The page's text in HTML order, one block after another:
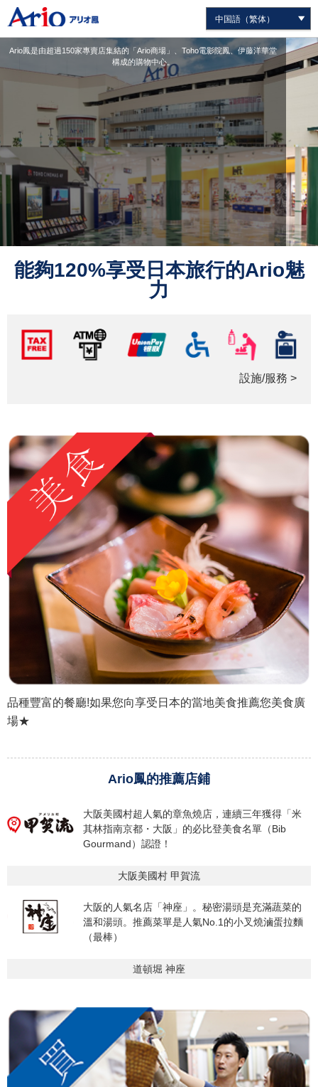
Ario鳳是由超過150家專賣店集結的「Ario商場」、Toho電影院鳳、伊藤洋華堂
構成的購物中心。
能夠120%享受日本旅行的Ario魅
力
設施/服務 >
品種豐富的餐廳!如果您向享受日本的當地美食推薦您美食廣
場★
Ario鳳的推薦店鋪
大阪美國村超人氣的章魚燒店，連續三年獲得「米
其林指南京都・大阪」的必比登美食名單（Bib
Gourmand）認證！
大阪美國村 甲賀流
大阪的人氣名店「神座」。秘密湯頭是充滿蔬菜的
溫和湯頭。推薦菜單是人氣No.1的小叉燒滷蛋拉麵
（最棒）
道頓堀 神座